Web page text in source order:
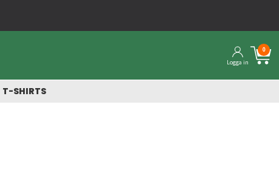
Logga in
0
T-SHIRTS